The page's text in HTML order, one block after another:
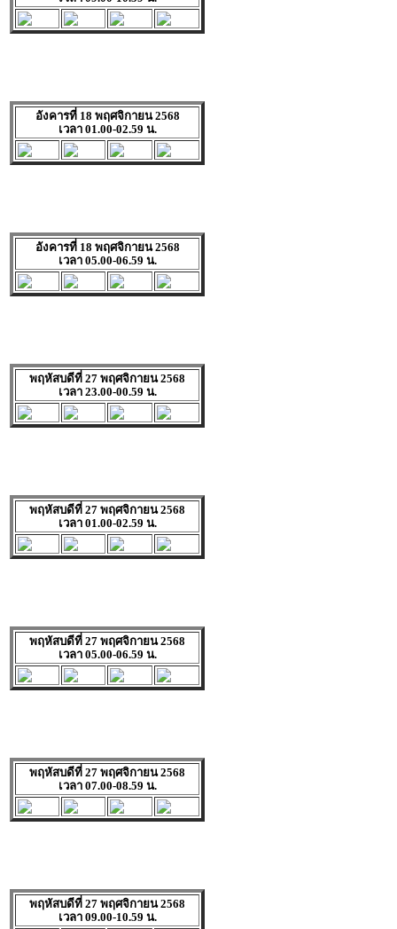
อังคารที่ 18 พฤศจิกายน 2568
เวลา 01.00-02.59 น.
อังคารที่ 18 พฤศจิกายน 2568
เวลา 05.00-06.59 น.
พฤหัสบดีที่ 27 พฤศจิกายน 2568
เวลา 23.00-00.59 น.
พฤหัสบดีที่ 27 พฤศจิกายน 2568
เวลา 01.00-02.59 น.
พฤหัสบดีที่ 27 พฤศจิกายน 2568
เวลา 05.00-06.59 น.
พฤหัสบดีที่ 27 พฤศจิกายน 2568
เวลา 07.00-08.59 น.
พฤหัสบดีที่ 27 พฤศจิกายน 2568
เวลา 09.00-10.59 น.